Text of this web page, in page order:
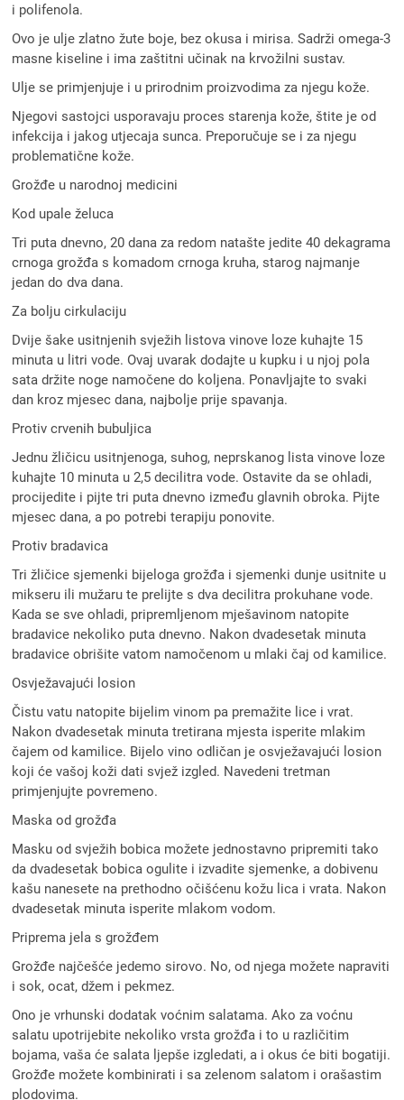
i polifenola.
Ovo je ulje zlatno žute boje, bez okusa i mirisa. Sadrži omega-3
masne kiseline i ima zaštitni učinak na krvožilni sustav.
Ulje se primjenjuje i u prirodnim proizvodima za njegu kože.
Njegovi sastojci usporavaju proces starenja kože, štite je od
infekcija i jakog utjecaja sunca. Preporučuje se i za njegu
problematične kože.
Grožđe u narodnoj medicini
Kod upale želuca
Tri puta dnevno, 20 dana za redom natašte jedite 40 dekagrama
crnoga grožđa s komadom crnoga kruha, starog najmanje
jedan do dva dana.
Za bolju cirkulaciju
Dvije šake usitnjenih svježih listova vinove loze kuhajte 15
minuta u litri vode. Ovaj uvarak dodajte u kupku i u njoj pola
sata držite noge namočene do koljena. Ponavljajte to svaki
dan kroz mjesec dana, najbolje prije spavanja.
Protiv crvenih bubuljica
Jednu žličicu usitnjenoga, suhog, neprskanog lista vinove loze
kuhajte 10 minuta u 2,5 decilitra vode. Ostavite da se ohladi,
procijedite i pijte tri puta dnevno između glavnih obroka. Pijte
mjesec dana, a po potrebi terapiju ponovite.
Protiv bradavica
Tri žličice sjemenki bijeloga grožđa i sjemenki dunje usitnite u
mikseru ili mužaru te prelijte s dva decilitra prokuhane vode.
Kada se sve ohladi, pripremljenom mješavinom natopite
bradavice nekoliko puta dnevno. Nakon dvadesetak minuta
bradavice obrišite vatom namočenom u mlaki čaj od kamilice.
Osvježavajući losion
Čistu vatu natopite bijelim vinom pa premažite lice i vrat.
Nakon dvadesetak minuta tretirana mjesta isperite mlakim
čajem od kamilice. Bijelo vino odličan je osvježavajući losion
koji će vašoj koži dati svjež izgled. Navedeni tretman
primjenjujte povremeno.
Maska od grožđa
Masku od svježih bobica možete jednostavno pripremiti tako
da dvadesetak bobica ogulite i izvadite sjemenke, a dobivenu
kašu nanesete na prethodno očišćenu kožu lica i vrata. Nakon
dvadesetak minuta isperite mlakom vodom.
Priprema jela s grožđem
Grožđe najčešće jedemo sirovo. No, od njega možete napraviti
i sok, ocat, džem i pekmez.
Ono je vrhunski dodatak voćnim salatama. Ako za voćnu
salatu upotrijebite nekoliko vrsta grožđa i to u različitim
bojama, vaša će salata ljepše izgledati, a i okus će biti bogatiji.
Grožđe možete kombinirati i sa zelenom salatom i orašastim
plodovima.